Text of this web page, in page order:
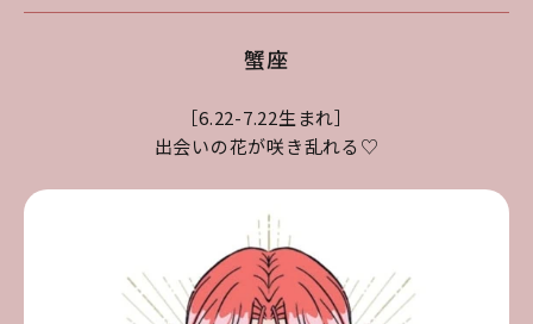
蟹座
［6.22-7.22生まれ］
出会いの花が咲き乱れる♡